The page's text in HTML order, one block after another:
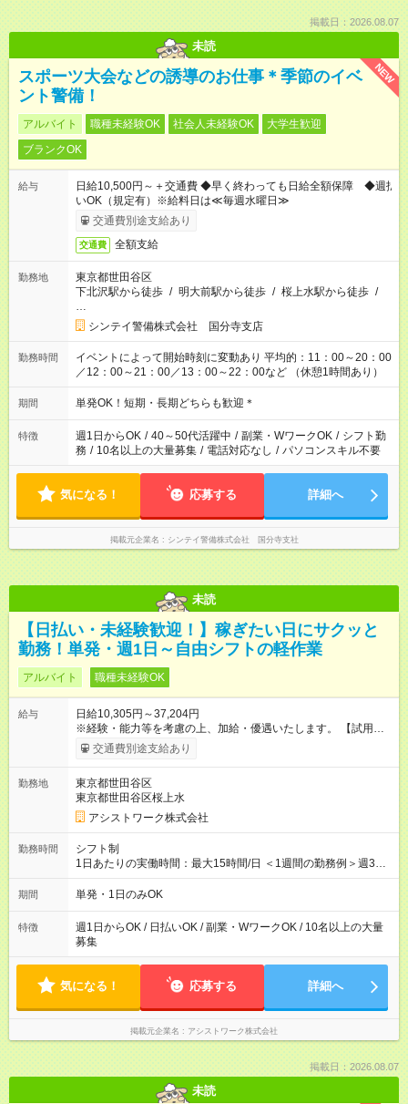
掲載日：2026.08.07
未読
NEW
スポーツ大会などの誘導のお仕事＊季節のイベ
ント警備！
アルバイト 職種未経験OK 社会人未経験OK
大学生歓迎
ブランクOK
給与
日給10,500円～＋交通費 ◆早く終わっても日給全額保障 ◆週払
いOK（規定有）※給料日は≪毎週水曜日≫
交通費別途支給あり
交通費 全額支給
勤務地
東京都世田谷区
下北沢駅から徒歩 / 明大前駅から徒歩 / 桜上水駅から徒歩 /
…
シンテイ警備株式会社 国分寺支店
勤務時間
イベントによって開始時刻に変動あり 平均的：11：00～20：00
／12：00～21：00／13：00～22：00など （休憩1時間あり）
期間 単発OK！短期・長期どちらも歓迎＊
特徴 週1日からOK / 40～50代活躍中 / 副業・WワークOK / シフト勤
務 / 10名以上の大量募集 / 電話対応なし / パソコンスキル不要
気になる！ 応募する 詳細へ
掲載元企業名 シンテイ警備株式会社 国分寺支社
未読
【日払い・未経験歓迎！】稼ぎたい日にサクッと
勤務！単発・週1日～自由シフトの軽作業
アルバイト 職種未経験OK
給与
日給10,305円～37,204円
※経験・能力等を考慮の上、加給・優遇いたします。 【試用期
間】試用期間なし
交通費別途支給あり
勤務地
東京都世田谷区
東京都世田谷区桜上水
アシストワーク株式会社
勤務時間
シフト制
1日あたりの実働時間：最大15時間/日 ＜1週間の勤務例＞週3回
勤務 勤務：月・水・金 休み：火・木・土・日 好きな時にお仕事
可能です！ ※1日あたりの最大実働時間は日勤、夜勤共に勤務し
期間 単発・1日のみOK
特徴
週1日からOK / 日払いOK / 副業・WワークOK / 10名以上の大量
募集
気になる！ 応募する 詳細へ
掲載元企業名 アシストワーク株式会社
掲載日：2026.08.07
未読